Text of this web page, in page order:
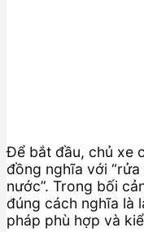
Để bắt đầu, chủ xe
đồng nghĩa với
nước”. Trong bối
đúng cách nghĩa là
pháp phù hợp và